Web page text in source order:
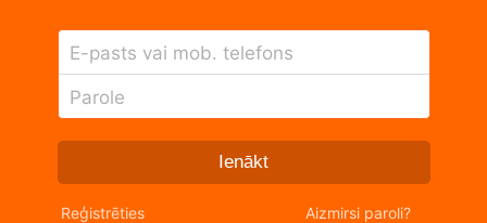
E-pasts vai mob. telefons
Parole
Ienākt
Reģistrēties Aizmirsi paroli?